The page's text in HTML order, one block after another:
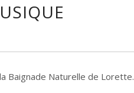
Baignade Naturelle de Lorette.